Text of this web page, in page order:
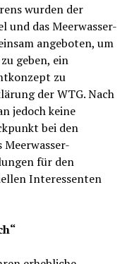
wurden der
und das Meerwasser-
angeboten, um
geben, ein
zu
der WTG. Nach
jedoch keine
bei den
für den
Interessenten